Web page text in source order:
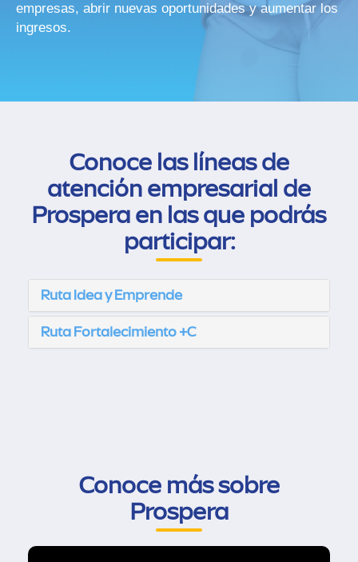
empresas, abrir nuevas oportunidades y aumentar los
ingresos.
Conoce las líneas de
atención empresarial de
Prospera en las que podrás
participar:
Ruta Idea y Emprende
Ruta Fortalecimiento +C
Conoce más sobre
Prospera